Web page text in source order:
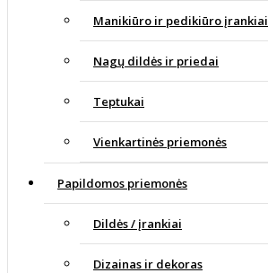
Manikiūro ir pedikiūro įrankiai
Nagų dildės ir priedai
Teptukai
Vienkartinės priemonės
Papildomos priemonės
Dildės / įrankiai
Dizainas ir dekoras